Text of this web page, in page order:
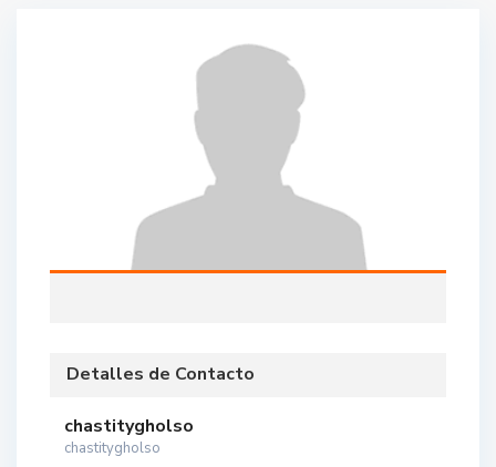
Detalles de Contacto
chastitygholso
chastitygholso